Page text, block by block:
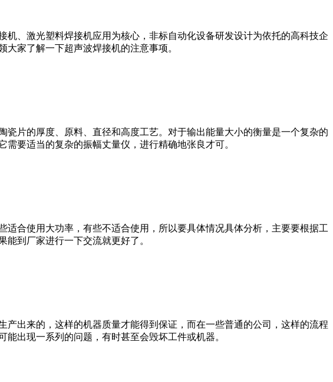
、激光塑料焊接机应用为核心，非标自动化设备研发设计为依托的高科技企
家了解一下超声波焊接机的注意事项。
片的厚度、原料、直径和高度工艺。对于输出能量大小的衡量是一个复杂的
要适当的复杂的振幅丈量仪，进行精确地张良才可。
合使用大功率，有些不适合使用，所以要具体情况具体分析，主要要根据工
到厂家进行一下交流就更好了。
出来的，这样的机器质量才能得到保证，而在一些普通的公司，这样的流程
出现一系列的问题，有时甚至会毁坏工件或机器。